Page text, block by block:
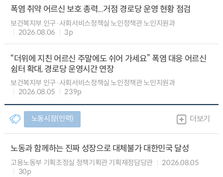
폭염 취약 어르신 보호 총력...거점 경로당 운영 현황 점검
보건복지부 인구·사회서비스정책실 노인정책관 노인지원과
2026.08.06
3p
“더위에 지친 어르신 주말에도 쉬어 가세요” 폭염 대응 어르신
쉼터 확대, 경로당 운영시간 연장
보건복지부 인구·사회서비스정책실 노인정책관 노인지원과
2026.08.05
239p
노동시장(인력) 더보기
노동과 함께하는 진짜 성장으로 대체불가 대한민국 달성
고용노동부 기획조정실 정책기획관 기획재정담당관
2026.08.05
30p